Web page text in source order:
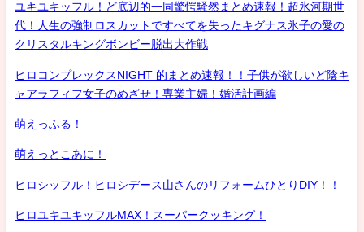
ユキユキッフル！ど底辺的一同驚愕騒然まとめ速報！超氷河期世
代！人生の強制ロスカットですべてを失ったキグナス氷子の愛の
クリスタルキングボンビー脱出大作戦
ヒロコンプレックスNIGHT 的まとめ速報！！子供が欲しいど陰キ
ャアラフィフ女子のめざせ！専業主婦！婚活計画編
萌えっふる！
萌えっとこあに！
ヒロシッフル！ヒロシデース山さんのリフォームひとりDIY！！
ヒロユキユキッフルMAX！スーパークッキング！